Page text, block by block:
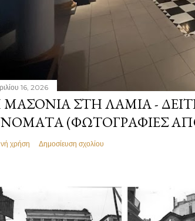
16, 2026
ΣΤΗ ΛΑΜΊΑ -
(ΦΩΤΟΓΡΑΦΊΕΣ
χρήση Δημοσίευση σχολίου